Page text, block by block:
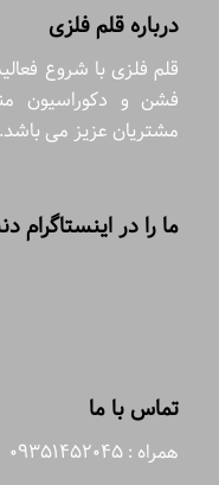
درباره قلم فلزی
فشن و دکوراسیون
مشتریان عزیز می باشد.
ما را در اینستاگرام
تماس با ما
همراه : 09351452045